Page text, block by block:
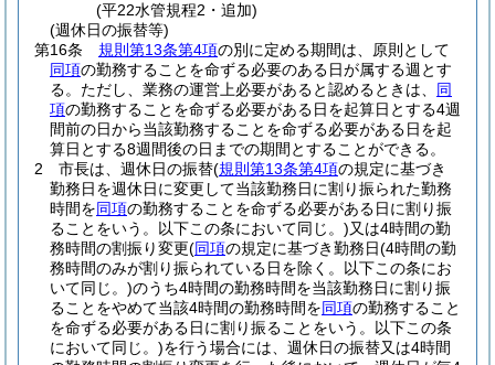
(平22水管規程2・追加)
(週休日の振替等)
第16条
規則第13条第4項の別に定める期間は、原則として
同項の勤務することを命ずる必要のある日が属する週とす
る。 ただし、業務の運営上必要があると認めるときは、 同
項の勤務することを命ずる必要がある日を起算日とする4週
間前の日から当該勤務することを命ずる必要がある日を起
算日とする8週間後の日までの期間とすることができる。
2
市長は、週休日の振替(規則第13条第4項の規定に基づき
勤務日を週休日に変更して当該勤務日に割り振られた勤務
時間を同項の勤務することを命ずる必要がある日に割り振
ることをいう。以下この条において同じ。)又は4時間の勤
務時間の割振り変更(同項の規定に基づき勤務日(4時間の勤
務時間のみが割り振られている日を除く。以下この条にお
いて同じ。)のうち4時間の勤務時間を当該勤務日に割り振
ることをやめて当該4時間の勤務時間を同項の勤務すること
を命ずる必要がある日に割り振ることをいう。以下この条
において同じ。)を行う場合には、週休日の振替又は4時間